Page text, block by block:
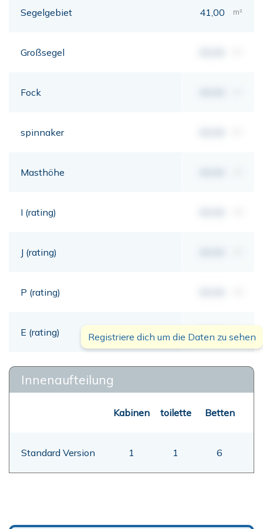
Segelgebiet 41,00 m²
Großsegel
Fock
spinnaker
Masthöhe
I (rating)
J (rating)
P (rating)
E (rating) 00,00 mt
Registriere dich um die Daten zu sehen
Innenaufteilung
Kabinen toilette Betten
Standard Version 1 1 6